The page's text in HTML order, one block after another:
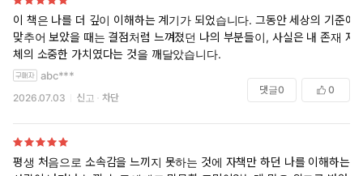
하기로 한 사람들 사이에서 온전히 만족하며 살아가기 때문이다.
이것이야말로 이향인이 가야 할 이상적인 길이다. p.32
모든 집단에는 명시적이든 암묵적이든 그 안에 속하기 위해 구성원
들이 반드시 공유해야 하는 믿음과 규칙이 있다. 공동체 지향인은
집단에 받아들여지기를 원한다. 그들은 집단이 요구하는 바를 정확
히 따름으로써 그 집단의 믿음과 규칙의 타당성을 입증한다. ‘군집적
사고’란 이처럼 매우 널리 퍼져 있는 집단 사고를 가리키는 다른 표
현이다. 반면 이향인은 집단 사고의 틀 밖에서 생각한다. p.32–33
이 책은 나를 더 깊이 이해하는 계기가 되었습니다. 그동안 세상의 기준에
맞추어 보았을 때는 결점처럼 느껴졌던 나의 부분들이, 사실은 내 존재 자
체의 소중한 가치였다는 것을 깨달았습니다.
abc***
2026.07.03 신고 차단
댓글0 0
평생 처음으로 소속감을 느끼지 못하는 것에 자책만 하던 나를 이해하는